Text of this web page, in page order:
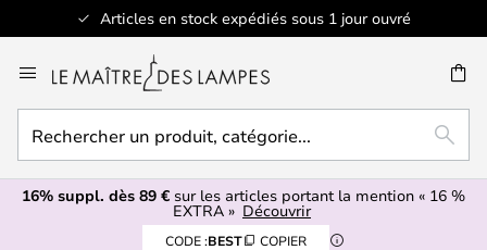
Articles en stock expédiés sous 1 jour ouvré
au
contenu
un
produit,
catégorie...
16% suppl. dès 89 € sur les articles portant la mention « 16 %
EXTRA » Découvrir
CODE :BEST COPIER